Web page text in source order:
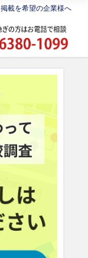
掲載を希望の企業様へ